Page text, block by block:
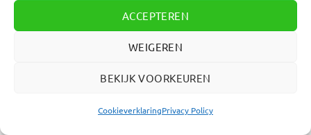
ACCEPTEREN
WEIGEREN
BEKIJK VOORKEUREN
CookieverklaringPrivacy Policy
Een product bedrukken met tekst in grote en kleine
Wij bedrukken diversen producten per stuk, hierdoor is
het dus mogelijk om grote en kleine oplages te bestellen